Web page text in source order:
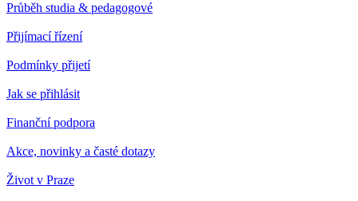
Průběh studia & pedagogové
Přijímací řízení
Podmínky přijetí
Jak se přihlásit
Finanční podpora
Akce, novinky a časté dotazy
Život v Praze